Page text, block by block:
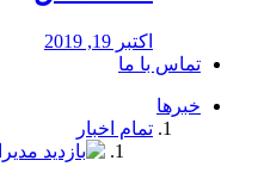
اکتبر 19, 2019
تماس با ما
خبرها
تمام اخبار